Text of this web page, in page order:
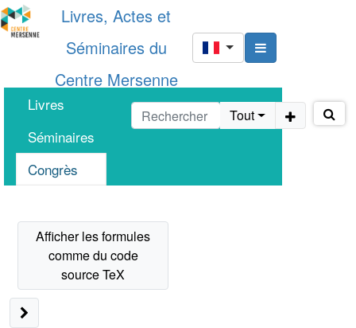
Livres, Actes et
Séminaires du
Centre Mersenne
Livres
Séminaires
Congrès
Tout